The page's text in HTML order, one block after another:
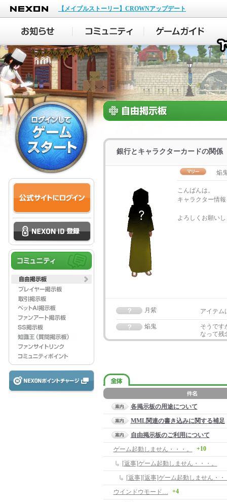
NEXON
【メイプルストーリー】CROWNアップデート
銀行とキャラクターカードの関係
焔
こんばんは。
キャラクター情
よろしくお願い
月紫 アイテム
焔鬼
そうです
なって残
各掲示板の用途について
MML関連の書き込みに関する補足
自由掲示板のご利用について
ゲーム起動しません・・・。
+10
[返事]ゲーム起動しません・・・。
[返事][返事]ゲーム起動しません・・
ウインドウモード…
+4